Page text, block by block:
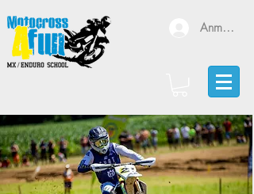
Anmelden